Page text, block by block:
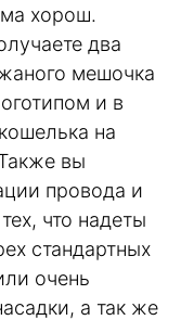
хорош.
два
мешочка
и в
на
вы
провода и
что надеты
стандартных
очень
а так же